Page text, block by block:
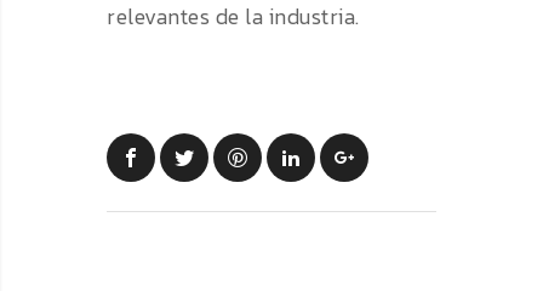
relevantes de la industria.